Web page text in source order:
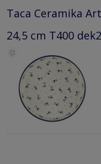
Taca Ceramika
24,5 cm T400